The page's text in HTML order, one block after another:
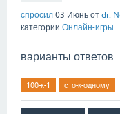
спросил 03 Июнь от dr.
категории Онлайн-игры
варианты ответов
100-к-1 сто-к-одному